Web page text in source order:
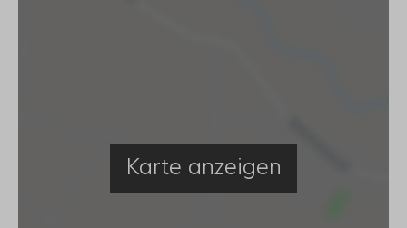
Karte anzeigen